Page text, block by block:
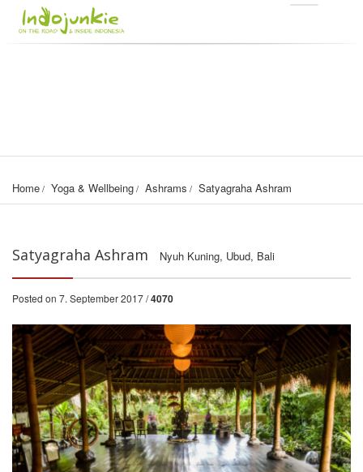
Home Yoga & Wellbeing Ashrams Satyagraha Ashram
Satyagraha Ashram Nyuh Kuning, Ubud, Bali
Posted on 7. September 2017 /4070